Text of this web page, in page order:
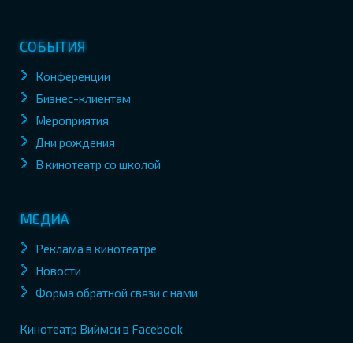
СОБЫТИЯ
Конференции
Бизнес-клиентам
Мероприятия
Дни рождения
В кинотеатр со школой
МЕДИА
Реклама в кинотеатре
Новости
Форма обратной связи с нами
Кинотеатр Виймси в Facebook